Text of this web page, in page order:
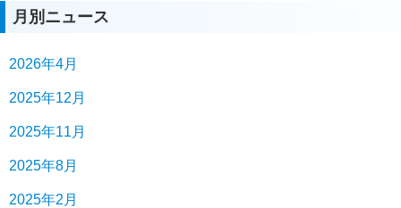
月別ニュース
2026年4月
2025年12月
2025年11月
2025年8月
2025年2月